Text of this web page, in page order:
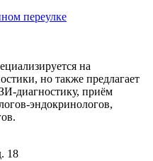
переулке
на
но также предлагает
диагностику, приём
эндокринологов,
18